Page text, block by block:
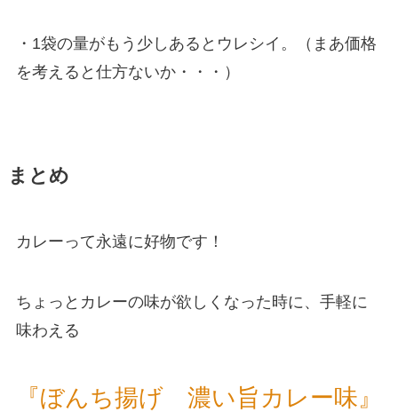
・1袋の量がもう少しあるとウレシイ。（まあ価格
を考えると仕方ないか・・・）
まとめ
カレーって永遠に好物です！
ちょっとカレーの味が欲しくなった時に、手軽に
味わえる
『ぼんち揚げ 濃い旨カレー味』